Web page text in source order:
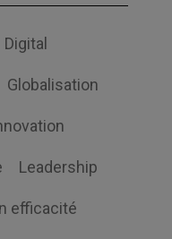
Digital
Globalisation
Leadership
efficacité